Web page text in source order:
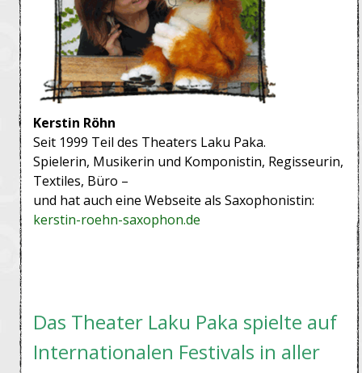
Kerstin Röhn
Seit 1999 Teil des Theaters Laku Paka.
Spielerin, Musikerin und Komponistin, Regisseurin,
Textiles, Büro –
und hat auch eine Webseite als Saxophonistin:
kerstin-roehn-saxophon.de
Das Theater Laku Paka spielte auf
Internationalen Festivals in aller